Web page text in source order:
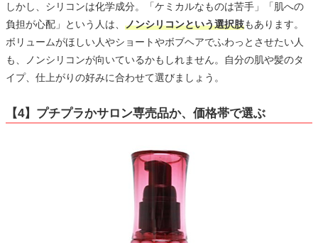
しかし、シリコンは化学成分。「ケミカルなものは苦手」「肌への
負担が心配」という人は、 ノンシリコンという選択肢もあります。
ボリュームがほしい人やショートやボブヘアでふわっとさせたい人
も、ノンシリコンが向いているかもしれません。自分の肌や髪のタ
イプ、仕上がりの好みに合わせて選びましょう。
【4】プチプラかサロン専売品か、価格帯で選ぶ